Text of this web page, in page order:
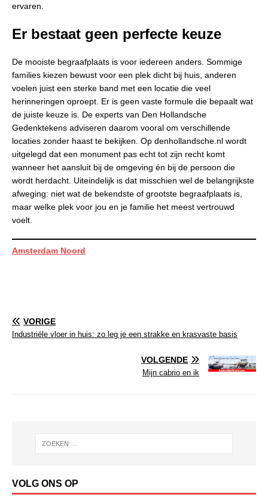
ervaren.
Er bestaat geen perfecte keuze
De mooiste begraafplaats is voor iedereen anders. Sommige
families kiezen bewust voor een plek dicht bij huis, anderen
voelen juist een sterke band met een locatie die veel
herinneringen oproept. Er is geen vaste formule die bepaalt wat
de juiste keuze is. De experts van Den Hollandsche
Gedenktekens adviseren daarom vooral om verschillende
locaties zonder haast te bekijken. Op denhollandsche.nl wordt
uitgelegd dat een monument pas echt tot zijn recht komt
wanneer het aansluit bij de omgeving én bij de persoon die
wordt herdacht. Uiteindelijk is dat misschien wel de belangrijkste
afweging: niet wat de bekendste of grootste begraafplaats is,
maar welke plek voor jou en je familie het meest vertrouwd
voelt.
Amsterdam Noord
VORIGE
Industriële vloer in huis: zo leg je een strakke en krasvaste basis
VOLGENDE
Mijn cabrio en ik
VOLG ONS OP